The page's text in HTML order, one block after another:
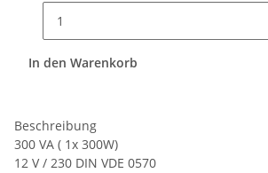
In den Warenkorb
Beschreibung
300 VA ( 1x 300W)
12 V / 230 DIN VDE 0570